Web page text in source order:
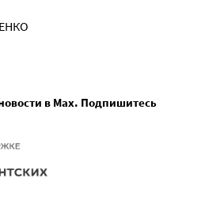
в Max. Подпишитесь